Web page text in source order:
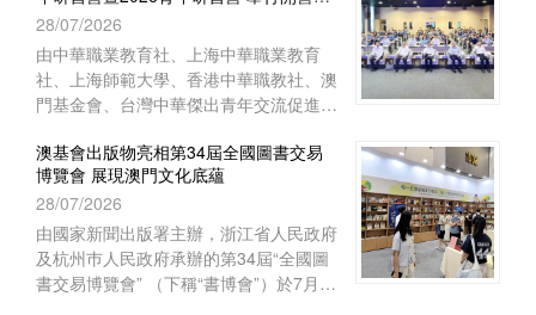
澳門特別行政區聯絡辦公室宣傳文體部、
經濟部和澳門基金會作為澳門協辦單位，
一共組織了45位澳門代表前往內蒙古自
治區出席活動。
式
28/07/2026
由中華職業教育社、上海中華職業教育
社、上海師範大學、香港中華職教社、澳
門基金會、台灣中華傑出青年交流促進會
國教科文組織教師教育中心協辦之“青年
匯‧文化緣‧中華情——第十五屆台灣青年
研習營暨2026青年研習營”開營儀式於
2026年7月28日上午在上海聯合國教科文
組織教師教育中心舉行。來自台灣、香
港、澳門29所院校的60多名師生，和上
澳基會出版物亮相第34屆全國圖書交易
博覽會 展現澳門文化底蘊
28/07/2026
由國家新聞出版署主辦，浙江省人民政府
及杭州巿人民政府承辦的第34屆“全國圖
書交易博覽會” （下稱“書博會”）於7月